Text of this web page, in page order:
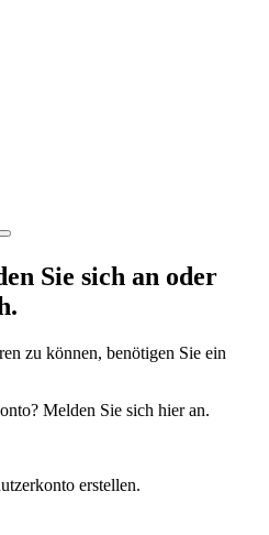
Sie sich an oder
zu können, benötigen Sie ein
Melden Sie sich hier an.
erstellen.